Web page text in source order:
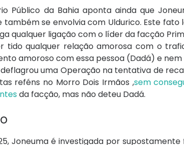
Público da Bahia aponta ainda que
se envolvia com Uldurico. Este
qualquer ligação com o líder da facção
qualquer relação amorosa com o
amoroso com essa pessoa (Dadá) e
uma Operação na tentativa de
reféns no Morro Dois Irmãos ,sem
da facção, mas não deteu Dadá.
Joneuma é investigada por